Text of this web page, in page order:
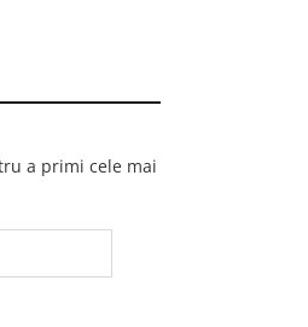
a primi cele mai